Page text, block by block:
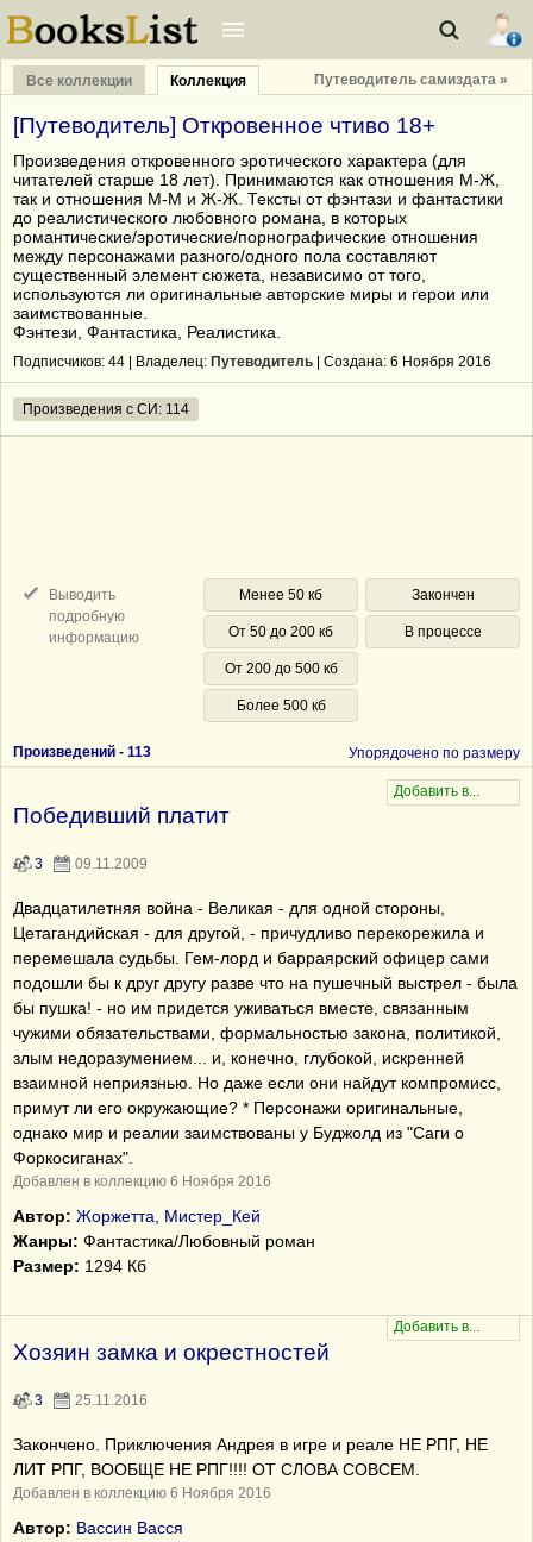
Все коллекции Коллекция Путеводитель самиздата »
[Путеводитель] Откровенное чтиво 18+
Произведения откровенного эротического характера (для
читателей старше 18 лет). Принимаются как отношения М-Ж,
так и отношения М-М и Ж-Ж. Тексты от фэнтази и фантастики
до реалистического любовного романа, в которых
романтические/эротические/порнографические отношения
между персонажами разного/одного пола составляют
существенный элемент сюжета, независимо от того,
используются ли оригинальные авторские миры и герои или
заимствованные.
Фэнтези, Фантастика, Реалистика.
Подписчиков: 44 | Владелец: Путеводитель | Cоздана: 6 Ноября 2016
Произведения с СИ: 114
Выводить
подробную
информацию
Менее 50 кб
От 50 до 200 кб
От 200 до 500 кб
Более 500 кб
Закончен
В процессе
Произведений - 113 Упорядочено по размеру
Победивший платит
3 09.11.2009
Двадцатилетняя война - Великая - для одной стороны,
Цетагандийская - для другой, - причудливо перекорежила и
перемешала судьбы. Гем-лорд и барраярский офицер сами
подошли бы к друг другу разве что на пушечный выстрел - была
бы пушка! - но им придется уживаться вместе, связанным
чужими обязательствами, формальностью закона, политикой,
злым недоразумением... и, конечно, глубокой, искренней
взаимной неприязнью. Но даже если они найдут компромисс,
примут ли его окружающие? * Персонажи оригинальные,
однако мир и реалии заимствованы у Буджолд из "Саги о
Форкосиганах".
Добавлен в коллекцию 6 Ноября 2016
Автор: Жоржетта, Мистер_Кей
Жанры: Фантастика/Любовный роман
Размер: 1294 Кб
Хозяин замка и окрестностей
3 25.11.2016
Закончено. Приключения Андрея в игре и реале НЕ РПГ, НЕ
ЛИТ РПГ, ВООБЩЕ НЕ РПГ!!!! ОТ СЛОВА СОВСЕМ.
Добавлен в коллекцию 6 Ноября 2016
Автор: Вассин Васся